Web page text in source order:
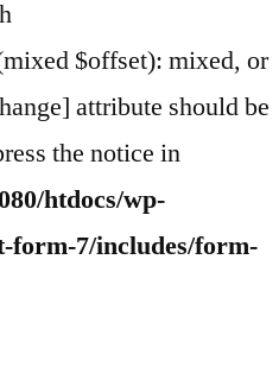
$offset): mixed, or
attribute should be
the notice in
htdocs/wp-
form-7/includes/form-